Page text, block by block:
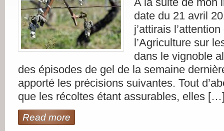
date du 21 avril
j’attirais
l’Agriculture sur
dans le vignoble
des épisodes de gel de la semaine
apporté les précisions suivantes. Tout
que les récoltes étant assurables, elles
Read more